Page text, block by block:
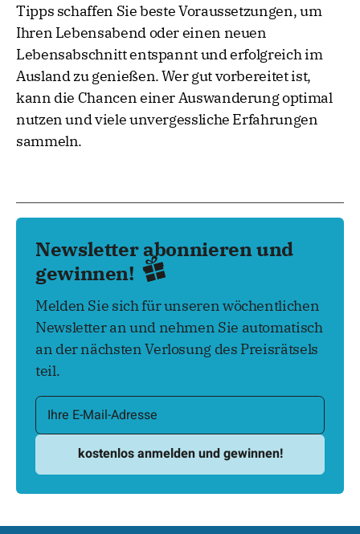
Tipps schaffen Sie beste Voraussetzungen, um
Ihren Lebensabend oder einen neuen
Lebensabschnitt entspannt und erfolgreich im
Ausland zu genießen. Wer gut vorbereitet ist,
kann die Chancen einer Auswanderung optimal
nutzen und viele unvergessliche Erfahrungen
sammeln.
Newsletter abonnieren und
gewinnen!
Melden Sie sich für unseren wöchentlichen
Newsletter an und nehmen Sie automatisch
an der nächsten Verlosung des Preisrätsels
teil.